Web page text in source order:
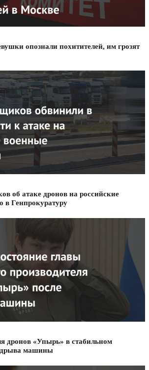
опознали похитителей, им грозят
об атаке дронов на российские
в Генпрокуратуру
дронов «Упырь» в стабильном
машины